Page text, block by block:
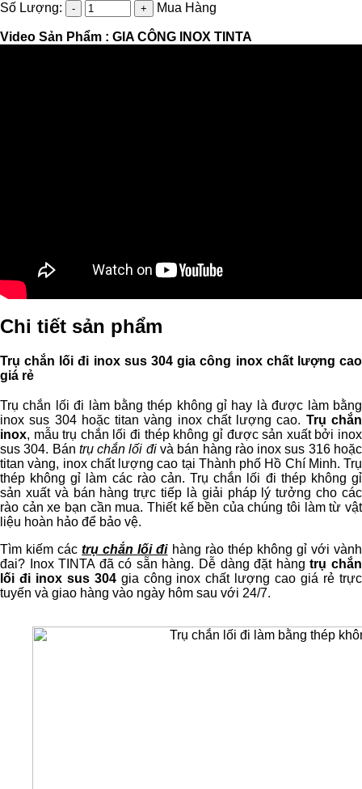
Số Lượng: Mua Hàng
Video Sản Phẩm : GIA CÔNG INOX TINTA
Chi tiết sản phẩm
Trụ chắn lối đi inox sus 304 gia công inox chất lượng cao
giá rẻ
Trụ chắn lối đi làm bằng thép không gỉ hay là được làm bằng
inox sus 304 hoặc titan vàng inox chất lượng cao. Trụ chắn
inox, mẫu trụ chắn lối đi thép không gỉ được sản xuất bởi inox
sus 304. Bán trụ chắn lối đivà bán hàng rào inox sus 316 hoặc
titan vàng, inox chất lượng cao tại Thành phố Hồ Chí Minh. Trụ
thép không gỉ làm các rào cản. Trụ chắn lối đi thép không gỉ
sản xuất và bán hàng trực tiếp là giải pháp lý tưởng cho các
rào cản xe bạn cần mua. Thiết kế bền của chúng tôi làm từ vật
liệu hoàn hảo để bảo vệ.
Tìm kiếm cáctrụ chắn lối đihàng rào thép không gỉ với vành
đai? Inox TINTA đã có sẵn hàng. Dễ dàng đặt hàngtrụ chắn
lối đi inox sus 304gia công inox chất lượng cao giá rẻ trực
tuyến và giao hàng vào ngày hôm sau với 24/7.